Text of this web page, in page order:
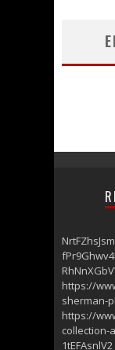
NrtFZhsJsm
https://
sherman-
https://
collection-
1tEFAsnlV2